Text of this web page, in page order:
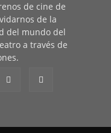
de cine de
de la
del mundo del
a través de